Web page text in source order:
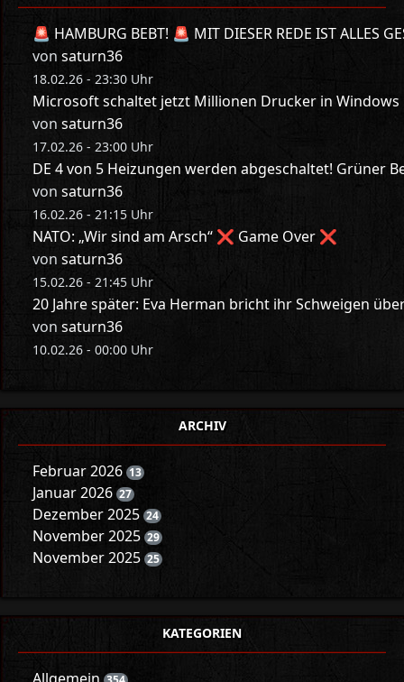
🚨 HAMBURG BEBT! 🚨 MIT DIESER REDE IST ALLES
von saturn36
18.02.26 - 23:30 Uhr
Microsoft schaltet jetzt Millionen Drucker in Windows
von saturn36
17.02.26 - 23:00 Uhr
DE 4 von 5 Heizungen werden abgeschaltet! Grüner
von saturn36
16.02.26 - 21:15 Uhr
NATO: „Wir sind am Arsch“ ❌ Game Over ❌
von saturn36
15.02.26 - 21:45 Uhr
20 Jahre später: Eva Herman bricht ihr Schweigen
von saturn36
10.02.26 - 00:00 Uhr
ARCHIV
Februar 2026 13
Januar 2026 27
Dezember 2025 24
November 2025 29
November 2025 25
KATEGORIEN